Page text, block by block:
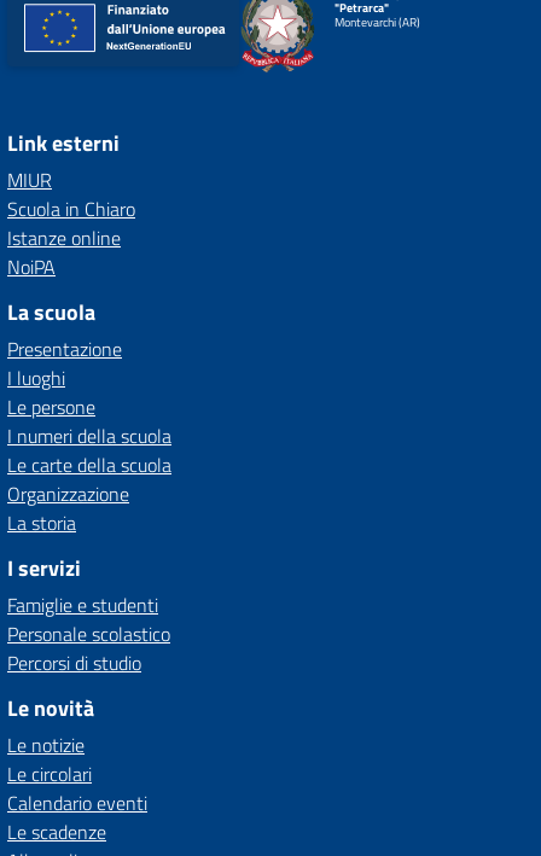
"Petrarca"
Montevarchi (AR)
Link esterni
MIUR
Scuola in Chiaro
Istanze online
NoiPA
La scuola
Presentazione
I luoghi
Le persone
I numeri della scuola
Le carte della scuola
Organizzazione
La storia
I servizi
Famiglie e studenti
Personale scolastico
Percorsi di studio
Le novità
Le notizie
Le circolari
Calendario eventi
Le scadenze